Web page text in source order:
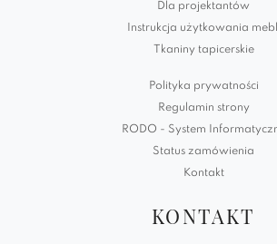
Dla projektantów
Instrukcja użytkowania
Tkaniny tapicerskie
Polityka prywatności
Regulamin strony
RODO - System
Status zamówienia
Kontakt
KONTAKT